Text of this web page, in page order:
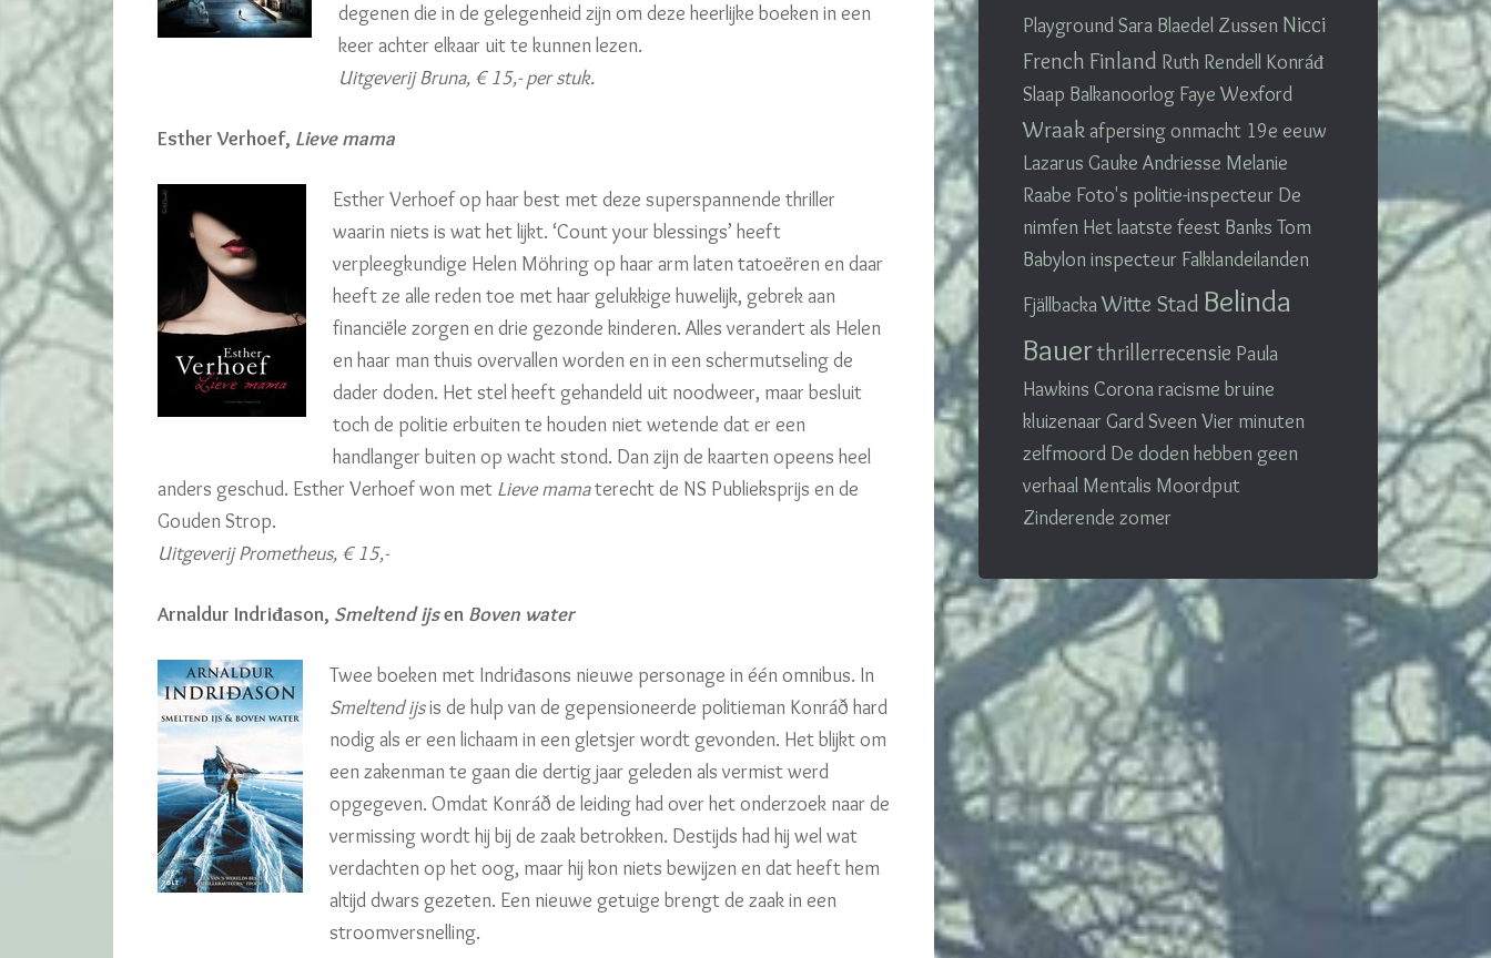
degenen die in de gelegenheid zijn om deze heerlijke boeken in een
keer achter elkaar uit te kunnen lezen.
Uitgeverij Bruna, € 15,- per stuk.
Esther Verhoef, Lieve mama
Esther Verhoef op haar best met deze superspannende thriller
waarin niets is wat het lijkt. ‘Count your blessings’ heeft
verpleegkundige Helen Möhring op haar arm laten tatoeëren en daar
heeft ze alle reden toe met haar gelukkige huwelijk, gebrek aan
financiële zorgen en drie gezonde kinderen. Alles verandert als Helen
en haar man thuis overvallen worden en in een schermutseling de
dader doden. Het stel heeft gehandeld uit noodweer, maar besluit
toch de politie erbuiten te houden niet wetende dat er een
handlanger buiten op wacht stond. Dan zijn de kaarten opeens heel
anders geschud. Esther Verhoef won met Lieve mamaterecht de NS Publieksprijs en de
Gouden Strop.
Uitgeverij Prometheus, € 15,-
Arnaldur Indriđason, Smeltend ijsen Boven water
Twee boeken met Indriđasons nieuwe personage in één omnibus. In
Smeltend ijsis de hulp van de gepensioneerde politieman Konráð hard
nodig als er een lichaam in een gletsjer wordt gevonden. Het blijkt om
een zakenman te gaan die dertig jaar geleden als vermist werd
opgegeven. Omdat Konráð de leiding had over het onderzoek naar de
vermissing wordt hij bij de zaak betrokken. Destijds had hij wel wat
verdachten op het oog, maar hij kon niets bewijzen en dat heeft hem
altijd dwars gezeten. Een nieuwe getuige brengt de zaak in een
stroomversnelling.
PlaygroundSara Blaedel Zussen Nicci
French Finland Ruth Rendell Konráđ
Slaap Balkanoorlog Faye Wexford
Wraak afpersingonmacht 19e eeuw
Lazarus Gauke Andriesse Melanie
Raabe Foto's politie-inspecteur De
nimfen Het laatste feest Banks Tom
Babyloninspecteur Falklandeilanden
FjällbackaWitte Stad Belinda
Bauerthrillerrecensie Paula
Hawkins Coronaracisme bruine
kluizenaarGard SveenVier minuten
zelfmoord De doden hebben geen
verhaal Mentalis Moordput
Zinderende zomer